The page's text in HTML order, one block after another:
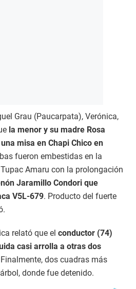
Grau (Paucarpata), Verónica,
la menor y su madre Rosa
misa en Chapi Chico en
fueron embestidas en la
Amaru con la prolongación
Jaramillo Condori que
V5L-679. Producto del fuerte
relató que el conductor (74)
casi arrolla a otras dos
dos cuadras más
donde fue detenido.